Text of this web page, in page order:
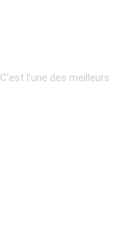
C’est l’une des meilleurs